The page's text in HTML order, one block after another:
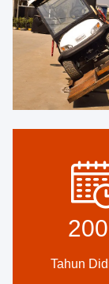
Tahun